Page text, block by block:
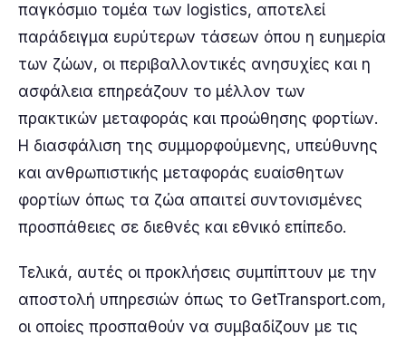
παγκόσμιο τομέα των logistics, αποτελεί
παράδειγμα ευρύτερων τάσεων όπου η ευημερία
των ζώων, οι περιβαλλοντικές ανησυχίες και η
ασφάλεια επηρεάζουν το μέλλον των
πρακτικών μεταφοράς και προώθησης φορτίων.
Η διασφάλιση της συμμορφούμενης, υπεύθυνης
και ανθρωπιστικής μεταφοράς ευαίσθητων
φορτίων όπως τα ζώα απαιτεί συντονισμένες
προσπάθειες σε διεθνές και εθνικό επίπεδο.
Τελικά, αυτές οι προκλήσεις συμπίπτουν με την
αποστολή υπηρεσιών όπως το GetTransport.com,
οι οποίες προσπαθούν να συμβαδίζουν με τις